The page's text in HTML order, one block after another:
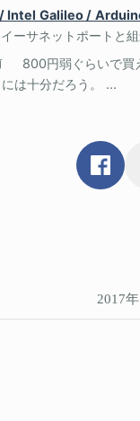
Galileo /
ーサネットポートと
800円弱ぐらいで買
は十分だろう。 ...
2017